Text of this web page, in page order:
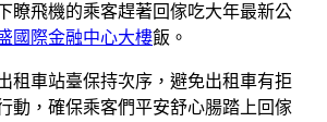
瞭飛機的乘客趕著回傢吃大年最新公
國際金融中心大樓飯。
租車站臺保持次序，避免出租車有拒
動，確保乘客們平安舒心腸踏上回傢